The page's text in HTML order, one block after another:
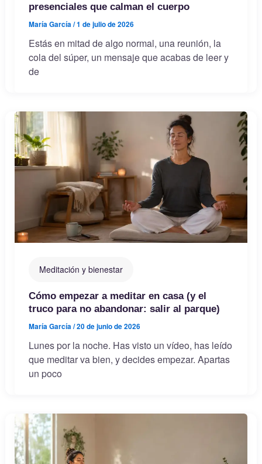
presenciales que calman el cuerpo
María García /1 de julio de 2026
Estás en mitad de algo normal, una reunión, la
cola del súper, un mensaje que acabas de leer y
de
Meditación y bienestar
Cómo empezar a meditar en casa (y el
truco para no abandonar: salir al parque)
María García /20 de junio de 2026
Lunes por la noche. Has visto un vídeo, has leído
que meditar va bien, y decides empezar. Apartas
un poco